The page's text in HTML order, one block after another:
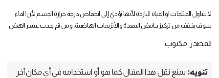
لا تتناول المثلجات او المياه الباردة لأنها تؤدي إلى انخفاض درجة حرارة الجسم لأن الماء
سوف يخفف من تركيز حامض المعدة والأنزيمات الهاضمة، ومن ثم يحدث عسر الهض
المصدر: مكتوب
تنويه: يمنع نقل هذا المقال كما هو أو استخدامه في أي مكان آخر